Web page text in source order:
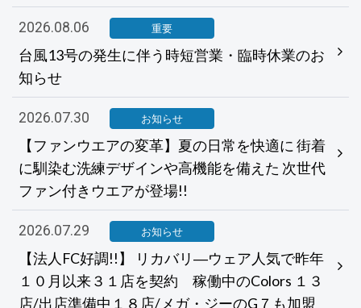
2026.08.06 重要
台風13号の発生に伴う時短営業・臨時休業のお
知らせ
2026.07.30 お知らせ
【ファンウエアの変革】夏の日常を快適に 街着
に馴染む洗練デザインや高機能を備えた 次世代
ファン付きウエアが登場!!
2026.07.29 お知らせ
【法人FC好調!!】 リカバリ―ウェア人気で昨年
１０月以来３１店を契約 稼働中のColors １３
店/出店準備中１８店/メガ・ジーのG７も加盟